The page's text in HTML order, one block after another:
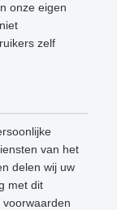
onze eigen
zelf
van het
delen wij uw
met dit